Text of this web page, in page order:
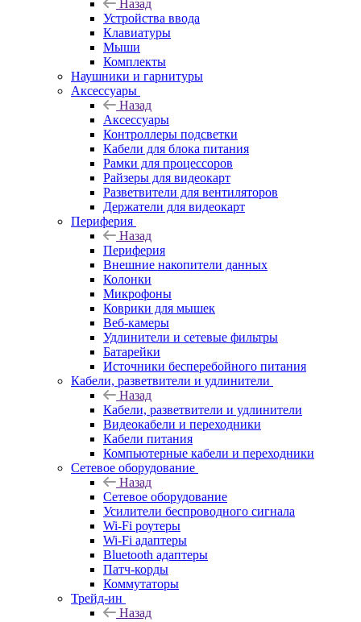
Назад
Устройства ввода
Клавиатуры
Мыши
Комплекты
Наушники и гарнитуры
Аксессуары
Назад
Аксессуары
Контроллеры подсветки
Кабели для блока питания
Рамки для процессоров
Райзеры для видеокарт
Разветвители для вентиляторов
Держатели для видеокарт
Периферия
Назад
Периферия
Внешние накопители данных
Колонки
Микрофоны
Коврики для мышек
Веб-камеры
Удлинители и сетевые фильтры
Батарейки
Источники бесперебойного питания
Кабели, разветвители и удлинители
Назад
Кабели, разветвители и удлинители
Видеокабели и переходники
Кабели питания
Компьютерные кабели и переходники
Сетевое оборудование
Назад
Сетевое оборудование
Усилители беспроводного сигнала
Wi-Fi роутеры
Wi-Fi адаптеры
Bluetooth адаптеры
Патч-корды
Коммутаторы
Трейд-ин
Назад